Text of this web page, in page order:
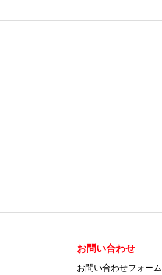
お問い合わせ
お問い合わせフォーム